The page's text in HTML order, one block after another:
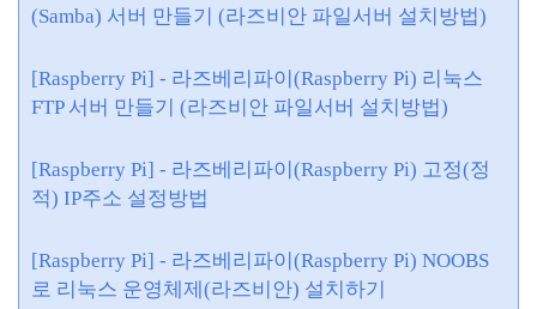
(Samba) 서버 만들기 (라즈비안 파일서버 설치방법)
[Raspberry Pi] - 라즈베리파이(Raspberry Pi) 리눅스
FTP 서버 만들기 (라즈비안 파일서버 설치방법)
[Raspberry Pi] - 라즈베리파이(Raspberry Pi) 고정(정
적) IP주소 설정방법
[Raspberry Pi] - 라즈베리파이(Raspberry Pi) NOOBS
로 리눅스 운영체제(라즈비안) 설치하기